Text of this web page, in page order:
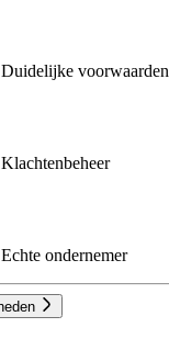
Duidelijke voorwaarden
Klachtenbeheer
Echte ondernemer